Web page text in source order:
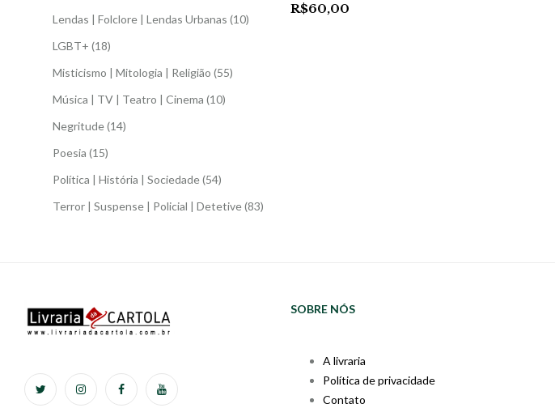
Lendas | Folclore | Lendas Urbanas (10)
LGBT+ (18)
Misticismo | Mitologia | Religião (55)
Música | TV | Teatro | Cinema (10)
Negritude(14)
Poesia (15)
Política | História | Sociedade(54)
Terror | Suspense | Policial | Detetive(83)
R$60,00
SOBRE NÓS
A livraria
Política de privacidade
Contato